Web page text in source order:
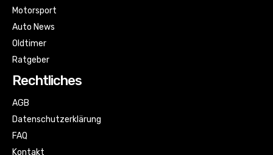
Motorsport
Auto News
Oldtimer
Ratgeber
Rechtliches
AGB
Datenschutzerklärung
FAQ
Kontakt